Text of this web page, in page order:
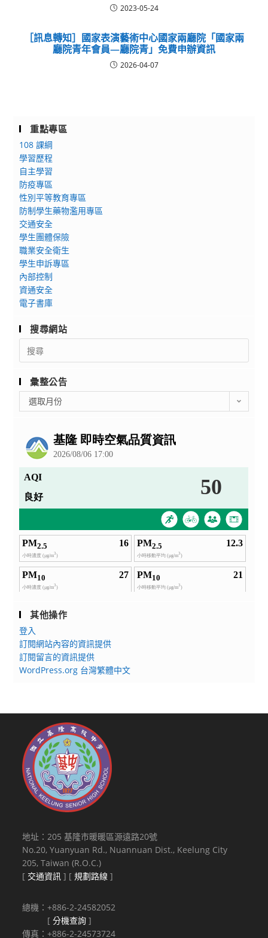
2023-05-24
［訊息轉知］國家表演藝術中心國家兩廳院「國家兩
廳院青年會員—廳院青」免費申辦資訊
2026-04-07
重點專區
108 課綱
學習歷程
自主學習
防疫專區
性別平等教育專區
防制學生藥物濫用專區
交通安全
學生團體保險
職業安全衛生
學生申訴專區
內部控制
資通安全
電子書庫
搜尋網站
Search
for:
彙整公告
整
選取月份
其他操作
登入
訂閱網站內容的資訊提供
訂閱留言的資訊提供
WordPress.org 台灣繁體中文
地址：205 基隆市暖暖區源遠路20號
No.20, Yuanyuan Rd., Nuannuan Dist., Keelung City
205, Taiwan (R.O.C.)
[ 交通資訊 ] [規劃路線 ]
總機：+886-2-24582052
[分機查詢 ]
傳真：+886-2-24573724